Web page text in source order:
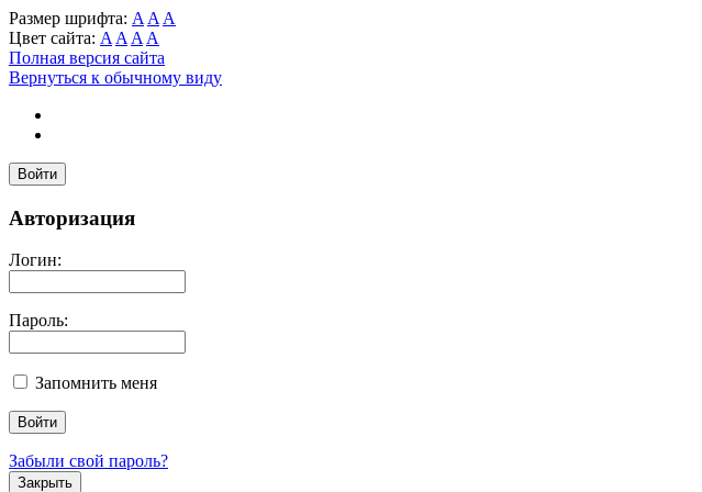
Размер шрифта: A A A
Цвет сайта: A A A A
Полная версия сайта
Вернуться к обычному виду
Войти
Авторизация
Логин:
Пароль:
Запомнить меня
Забыли свой пароль?
Закрыть